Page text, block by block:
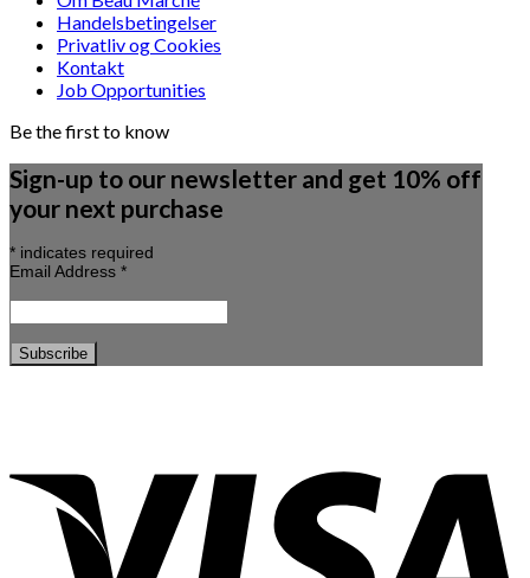
Handelsbetingelser
Privatliv og Cookies
Kontakt
Job Opportunities
Be the first to know
Sign-up to our newsletter and get 10% off
your next purchase
* indicates required
Email Address *